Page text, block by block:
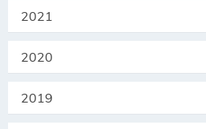
2021
2020
2019